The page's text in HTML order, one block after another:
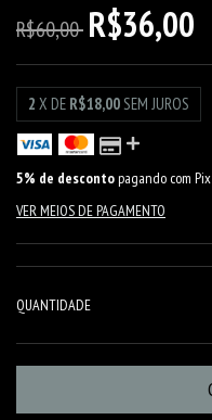
R$60,00 R$36,00
2 X DE R$18,00 SEM JUROS
5% de descontopagando com Pix
VER MEIOS DE PAGAMENTO
QUANTIDADE